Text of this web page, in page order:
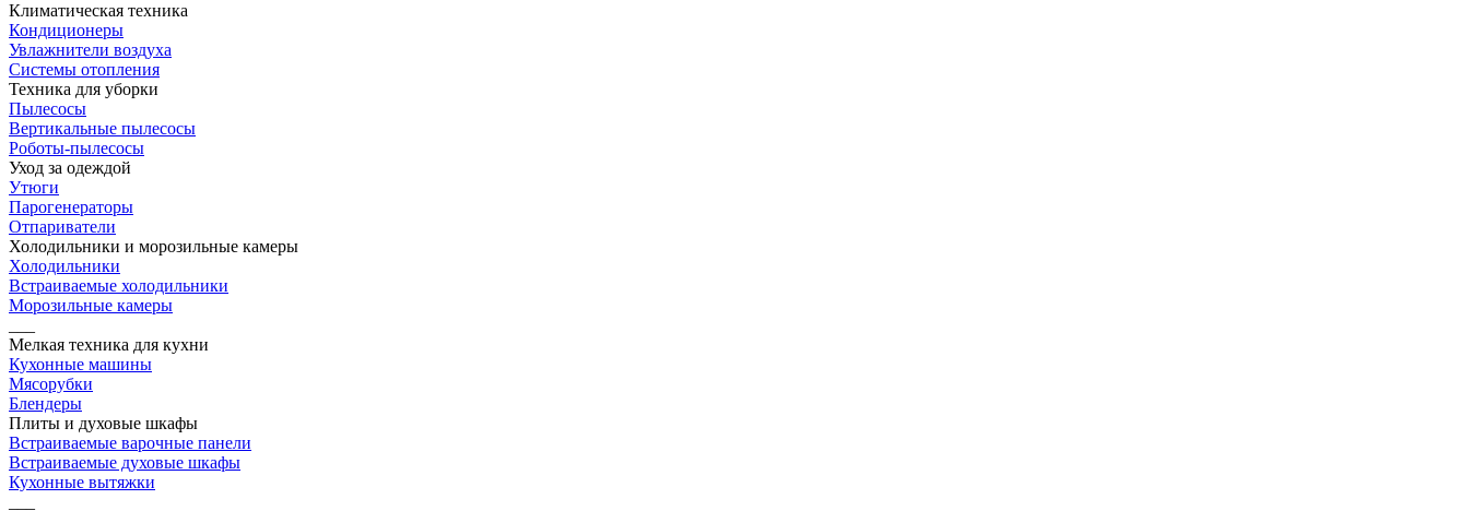
Климатическая техника
Кондиционеры
Увлажнители воздуха
Системы отопления
Техника для уборки
Пылесосы
Вертикальные пылесосы
Роботы-пылесосы
Уход за одеждой
Утюги
Парогенераторы
Отпариватели
Холодильники и морозильные камеры
Холодильники
Встраиваемые холодильники
Морозильные камеры
Мелкая техника для кухни
Кухонные машины
Мясорубки
Блендеры
Плиты и духовые шкафы
Встраиваемые варочные панели
Встраиваемые духовые шкафы
Кухонные вытяжки